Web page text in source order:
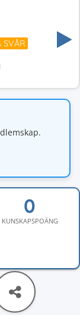
SVÅR
KUNSKAPSPOÄNG